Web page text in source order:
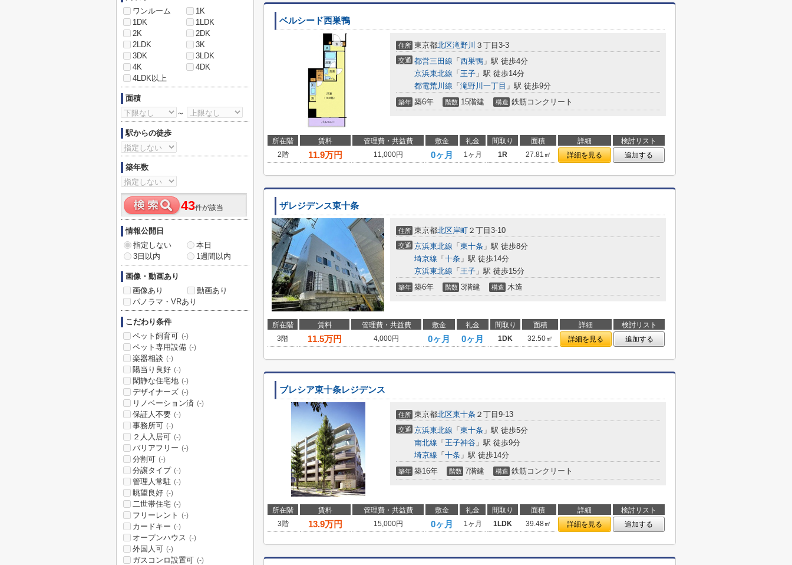
ベルシード西巣鴨
住所 東京都北区滝野川 ３丁目3-3
交通 都営三田線 「 西巣鴨 」駅 徒歩4分
京浜東北線 「 王子 」駅 徒歩14分
都電荒川線 「 滝野川一丁目 」駅 徒歩9分
築年 築6年 階数 15階建 構造 鉄筋コンクリート
所在階 賃料 管理費・共益費 敷金 礼金 間取り 面積 詳細
検討リスト
2階
11.9万円 11,000円 0ヶ月 1ヶ月 1R 27.81㎡ 詳細を見る 追加する
ザレジデンス東十条
住所 東京都北区岸町 ２丁目3-10
交通 京浜東北線 「 東十条 」駅 徒歩8分
埼京線 「 十条 」駅 徒歩14分
京浜東北線 「 王子 」駅 徒歩15分
築年 築6年 階数 3階建 構造 木造
所在階 賃料 管理費・共益費 敷金 礼金 間取り 面積 詳細
検討リスト
3階
11.5万円 4,000円 0ヶ月 0ヶ月 1DK 32.50㎡ 詳細を見る 追加する
ブレシア東十条レジデンス
住所 東京都北区東十条 ２丁目9-13
交通 京浜東北線 「 東十条 」駅 徒歩5分
南北線 「 王子神谷 」駅 徒歩9分
埼京線 「 十条 」駅 徒歩14分
築年 築16年 階数 7階建 構造 鉄筋コンクリート
所在階 賃料 管理費・共益費 敷金 礼金 間取り 面積 詳細
検討リスト
3階
13.9万円 15,000円 0ヶ月 1ヶ月 1LDK 39.48㎡ 詳細を見る 追加する
ワンルーム
1K
1DK
1LDK
2K
2DK
2LDK
3K
3DK
3LDK
4K
4DK
4LDK以上
面積
～
駅からの徒歩
築年数
43件が該当
情報公開日
指定しない
本日
3日以内
1週間以内
画像・動画あり
画像あり
動画あり
パノラマ・VRあり
こだわり条件
ペット飼育可 (-)
ペット専用設備 (-)
楽器相談 (-)
陽当り良好 (-)
閑静な住宅地 (-)
デザイナーズ (-)
リノベーション済 (-)
保証人不要 (-)
事務所可 (-)
２人入居可 (-)
バリアフリー (-)
分割可 (-)
分譲タイプ (-)
管理人常駐 (-)
眺望良好 (-)
二世帯住宅 (-)
フリーレント (-)
カードキー (-)
オープンハウス (-)
外国人可 (-)
ガスコンロ設置可 (-)